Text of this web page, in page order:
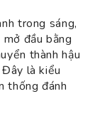
trong sáng,
đầu bằng
thành hậu
là kiểu
thống đánh